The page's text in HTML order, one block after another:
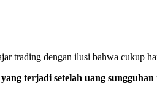
trading dengan ilusi bahwa cukup
terjadi setelah uang sungguhan